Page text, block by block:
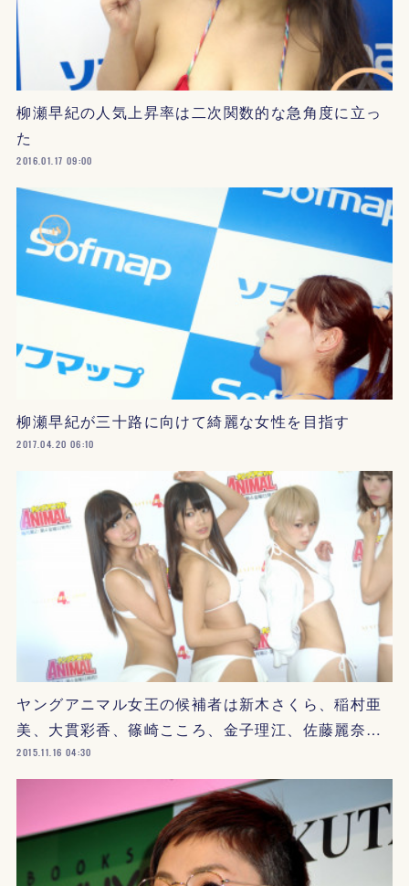
柳瀬早紀の人気上昇率は二次関数的な急角度に立っ
た
2016.01.17 09:00
柳瀬早紀が三十路に向けて綺麗な女性を目指す
2017.04.20 06:10
ヤングアニマル女王の候補者は新木さくら、稲村亜
美、大貫彩香、篠崎こころ、金子理江、佐藤麗奈…
2015.11.16 04:30